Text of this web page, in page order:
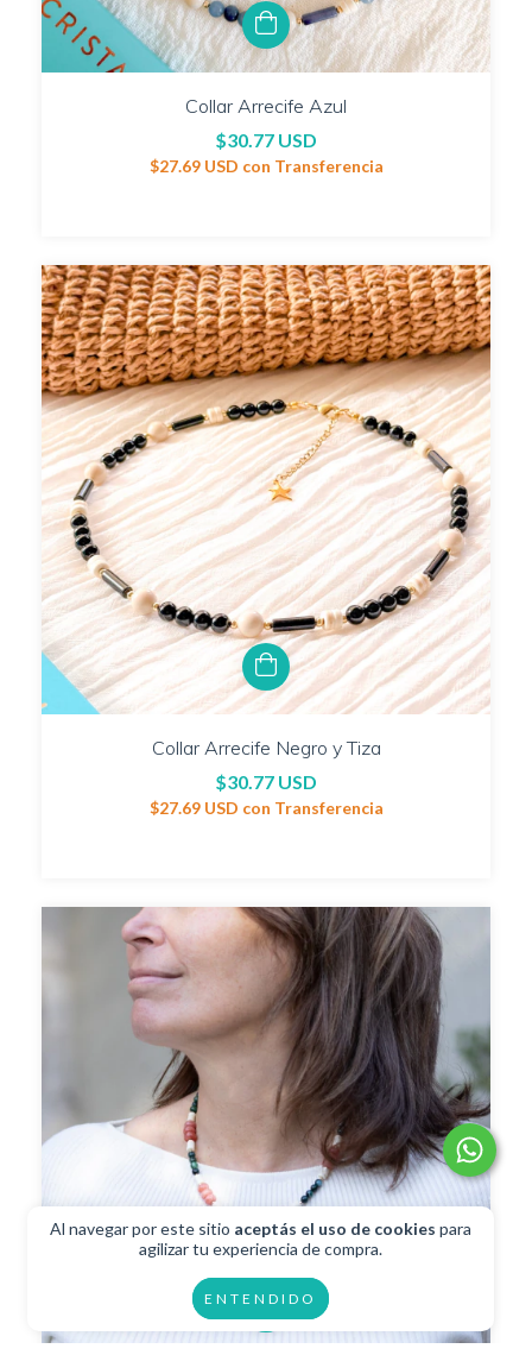
Al navegar por este sitio aceptás el uso de cookies para
agilizar tu experiencia de compra.
ENTENDIDO
Collar Arrecife Azul
$30.77 USD
$27.69 USD con Transferencia
Collar Arrecife Negro y Tiza
$30.77 USD
$27.69 USD con Transferencia